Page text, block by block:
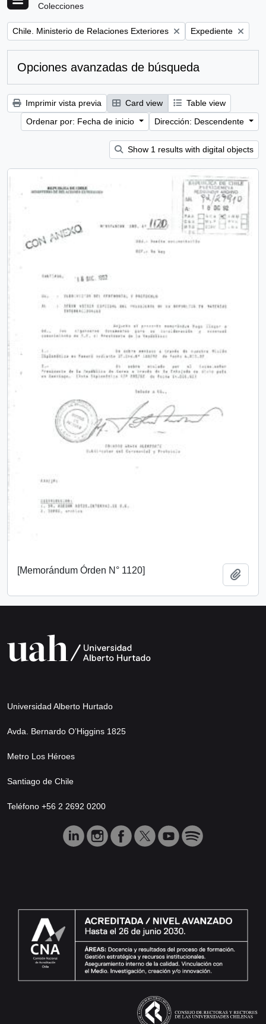
Colecciones
Remove filter:
Chile. Ministerio de Relaciones Exteriores Remove filter:
Expediente
Opciones avanzadas de búsqueda
Imprimir vista previa Card view
Table view
Ordenar por: Fecha de inicio
Dirección: Descendente
Show 1 results with digital objects
[Memorándum Órden N° 1120]
Universidad Alberto Hurtado
Avda. Bernardo O’Higgins 1825
Metro Los Héroes
Santiago de Chile
Teléfono +56 2 2692 0200